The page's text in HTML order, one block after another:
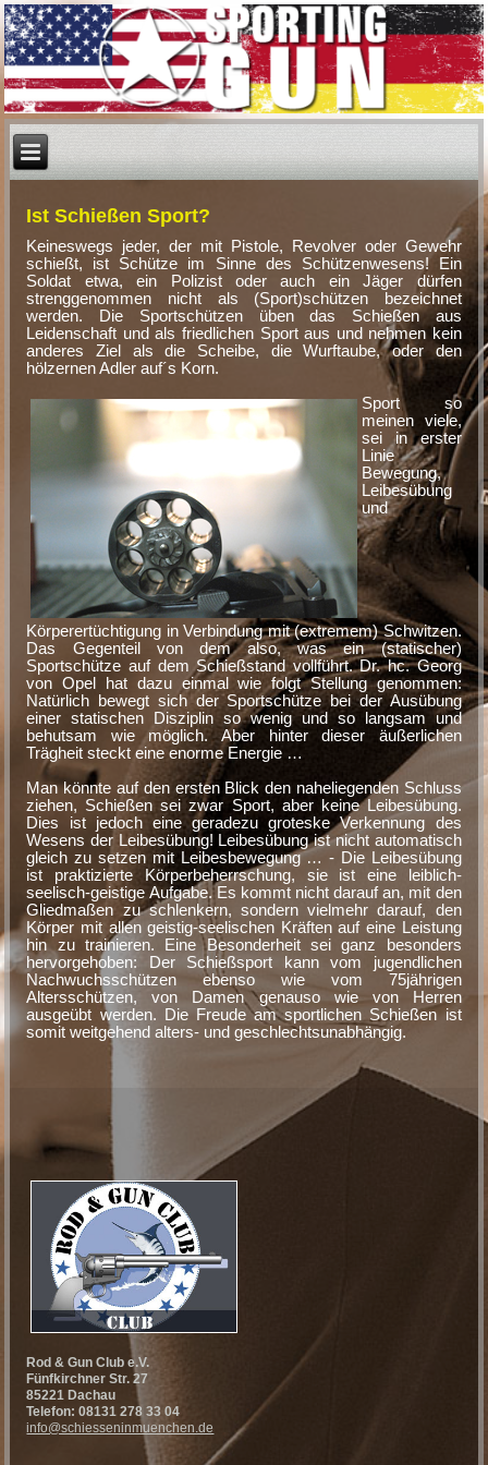
Ist Schießen Sport?
Keineswegs jeder, der mit Pistole, Revolver oder Gewehr
schießt, ist Schütze im Sinne des Schützenwesens! Ein
Soldat etwa, ein Polizist oder auch ein Jäger dürfen
strenggenommen nicht als (Sport)schützen bezeichnet
werden. Die Sportschützen üben das Schießen aus
Leidenschaft und als friedlichen Sport aus und nehmen kein
anderes Ziel als die Scheibe, die Wurftaube, oder den
hölzernen Adler auf´s Korn.
Sport so
meinen viele,
sei in erster
Linie
Bewegung,
Leibesübung
und
Körperertüchtigung in Verbindung mit (extremem) Schwitzen.
Das Gegenteil von dem also, was ein (statischer)
Sportschütze auf dem Schießstand vollführt. Dr. hc. Georg
von Opel hat dazu einmal wie folgt Stellung genommen:
Natürlich bewegt sich der Sportschütze bei der Ausübung
einer statischen Disziplin so wenig und so langsam und
behutsam wie möglich. Aber hinter dieser äußerlichen
Trägheit steckt eine enorme Energie …
Man könnte auf den ersten Blick den naheliegenden Schluss
ziehen, Schießen sei zwar Sport, aber keine Leibesübung.
Dies ist jedoch eine geradezu groteske Verkennung des
Wesens der Leibesübung! Leibesübung ist nicht automatisch
gleich zu setzen mit Leibesbewegung … - Die Leibesübung
ist praktizierte Körperbeherrschung, sie ist eine leiblich-
seelisch-geistige Aufgabe. Es kommt nicht darauf an, mit den
Gliedmaßen zu schlenkern, sondern vielmehr darauf, den
Körper mit allen geistig-seelischen Kräften auf eine Leistung
hin zu trainieren. Eine Besonderheit sei ganz besonders
hervorgehoben: Der Schießsport kann vom jugendlichen
Nachwuchsschützen ebenso wie vom 75jährigen
Altersschützen, von Damen genauso wie von Herren
ausgeübt werden. Die Freude am sportlichen Schießen ist
somit weitgehend alters- und geschlechtsunabhängig.
Rod & Gun Club e.V.
Fünfkirchner Str. 27
85221 Dachau
Telefon: 08131 278 33 04
info@schiesseninmuenchen.de